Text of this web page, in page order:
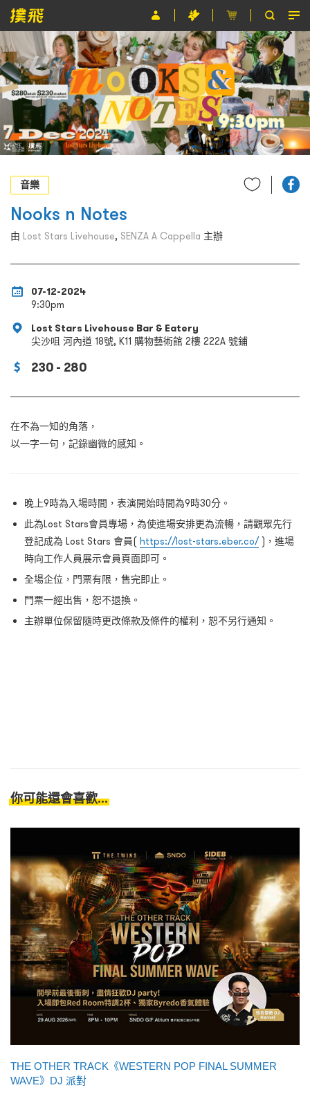
節目
主辦單位
關於撲飛
條款及細則
EN
音樂
Nooks n Notes
由 Lost Stars Livehouse, SENZA A Cappella 主辦
07-12-2024
9:30pm
Lost Stars Livehouse Bar & Eatery
尖沙咀 河內道 18號, K11 購物藝術館 2樓 222A 號鋪
230 - 280
在不為一知的角落，
以一字一句，記錄幽微的感知。
⁠晚上9時為入場時間，表演開始時間為9時30分。
⁠⁠此為Lost Stars會員專場，為使進場安排更為流暢，請觀眾先行
登記成為 Lost Stars 會員( https://lost-stars.eber.co/)，進場
時向工作人員展示會員頁面即可。
⁠⁠全場企位，門票有限，售完即止。
⁠⁠門票一經出售，恕不退換。
⁠⁠主辦單位保留隨時更改條款及條件的權利，恕不另行通知。
你可能還會喜歡...
THE OTHER TRACK《WESTERN POP FINAL SUMMER
WAVE》DJ 派對